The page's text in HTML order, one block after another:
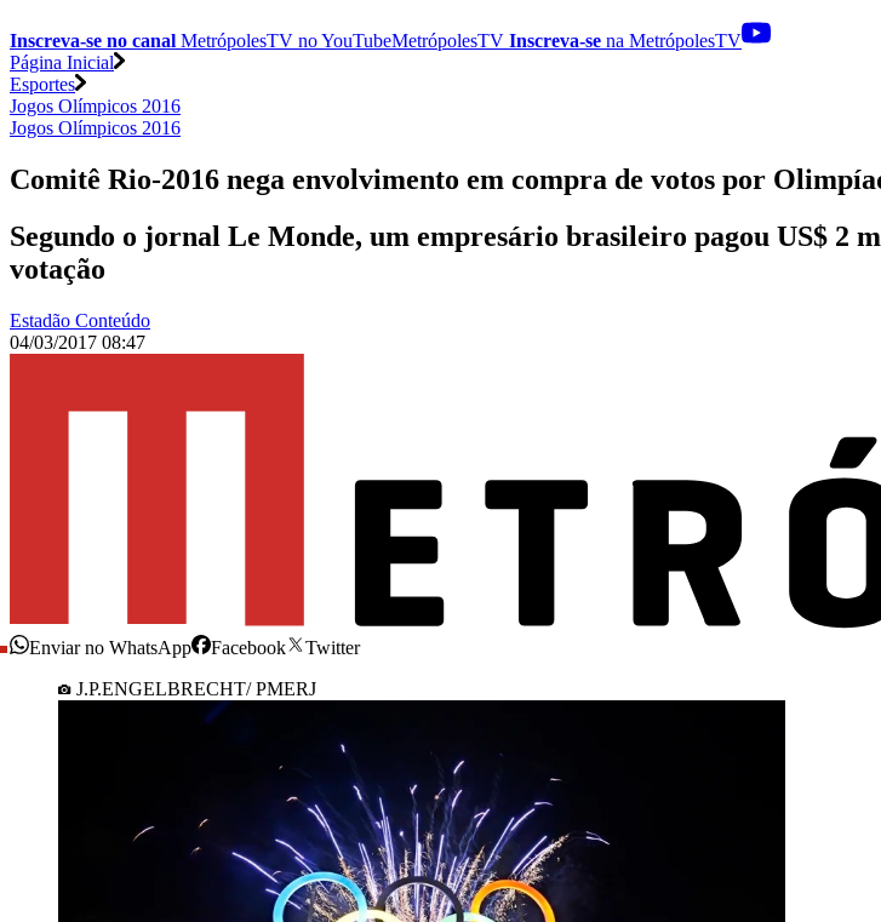
Inscreva-se no canal MetrópolesTV noYouTubeMetrópolesTV Inscreva-se na MetrópolesTV
Página Inicial
Esportes
Jogos Olímpicos 2016
Jogos Olímpicos 2016
Comitê Rio-2016 nega envolvimento em compra de votos por
Segundo o jornal Le Monde, um empresário brasileiro pagou US$ 2
votação
Estadão Conteúdo
04/03/2017 08:47
Enviar no WhatsApp Facebook
Twitter
J.P.ENGELBRECHT/ PMERJ